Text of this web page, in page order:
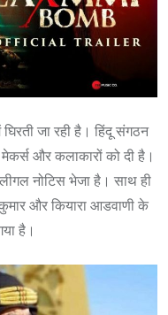
घिरती जा रही है। हिंदू संगठन
और कलाकारों को दी है।
नोटिस भेजा है। साथ ही
और कियारा आडवाणी के
है।